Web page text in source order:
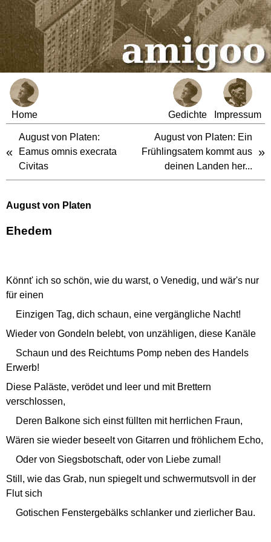
Home Gedichte Impressum
«
August von Platen:
Eamus omnis execrata
Civitas
August von Platen: Ein
Frühlingsatem kommt aus
deinen Landen her...
»
August von Platen
Ehedem
Könnt' ich so schön, wie du warst, o Venedig, und wär's nur
für einen
Einzigen Tag, dich schaun, eine vergängliche Nacht!
Wieder von Gondeln belebt, von unzähligen, diese Kanäle
Schaun und des Reichtums Pomp neben des Handels
Erwerb!
Diese Paläste, verödet und leer und mit Brettern
verschlossen,
Deren Balkone sich einst füllten mit herrlichen Fraun,
Wären sie wieder beseelt von Gitarren und fröhlichem Echo,
Oder von Siegsbotschaft, oder von Liebe zumal!
Still, wie das Grab, nun spiegelt und schwermutsvoll in der
Flut sich
Gotischen Fenstergebälks schlanker und zierlicher Bau.